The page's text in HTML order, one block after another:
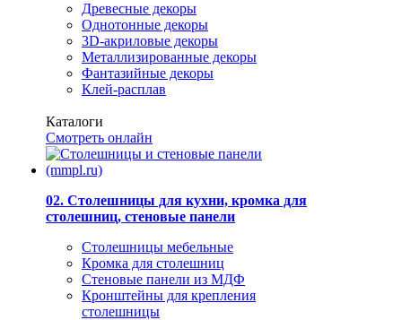
Древесные декоры
Однотонные декоры
3D-акриловые декоры
Металлизированные декоры
Фантазийные декоры
Клей-расплав
Каталоги
Смотреть онлайн
02. Столешницы для кухни, кромка для
столешниц, стеновые панели
Столешницы мебельные
Кромка для столешниц
Стеновые панели из МДФ
Кронштейны для крепления
столешницы